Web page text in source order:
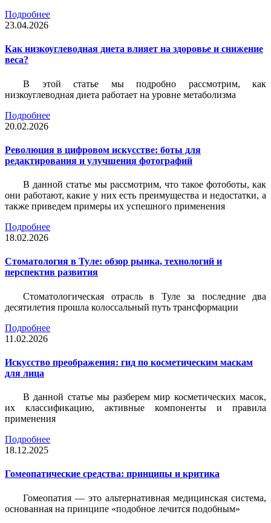
Подробнее
23.04.2026
Как низкоуглеводная диета влияет на здоровье и снижение
веса?
В этой статье мы подробно рассмотрим, как
низкоуглеводная диета работает на уровне метаболизма
Подробнее
20.02.2026
Революция в цифровом искусстве: боты для
редактирования и улучшения фотографий
В данной статье мы рассмотрим, что такое фотоботы, как
они работают, какие у них есть преимущества и недостатки, а
также приведем примеры их успешного применения
Подробнее
18.02.2026
Стоматология в Туле: обзор рынка, технологий и
перспектив развития
Стоматологическая отрасль в Туле за последние два
десятилетия прошла колоссальный путь трансформации
Подробнее
11.02.2026
Искусство преображения: гид по косметическим маскам
для лица
В данной статье мы разберем мир косметических масок,
их классификацию, активные компоненты и правила
применения
Подробнее
18.12.2025
Гомеопатические средства: принципы и критика
Гомеопатия — это альтернативная медицинская система,
основанная на принципе «подобное лечится подобным»